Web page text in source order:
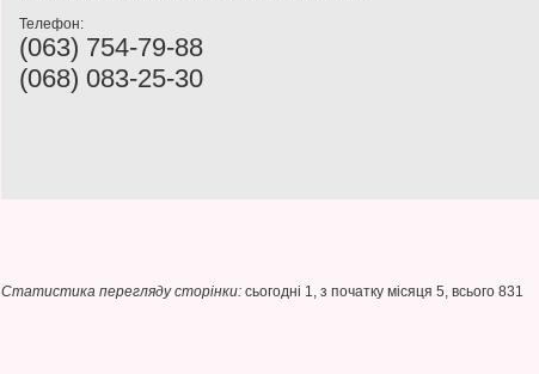
Телефон:
(063) 754-79-88
(068) 083-25-30
Статистика перегляду сторінки: сьогодні 1, з початку місяця 5, всього 831